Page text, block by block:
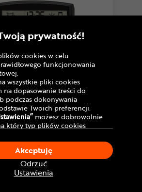
SIGMA EOX
e-bike
prywatność!
cookies w celu
funkcjonowania
wszystkie pliki cookies
na dopasowanie treści do
podczas dokonywania
Twoich preferencji.
możesz dobrowolnie
który typ plików cookies
, wyrażasz zgodę na
zgodnie z ustawieniami
możesz dokonać
wyboru klikając opcję
Ustawienia
Odrzuć
Akceptuję